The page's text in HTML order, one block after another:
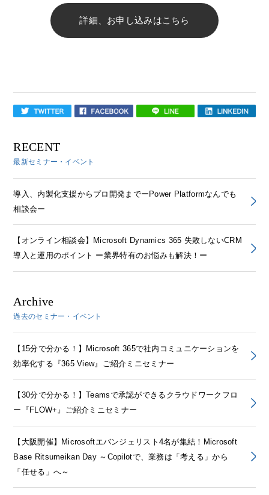
詳細、お申し込みはこちら
RECENT
最新セミナー・イベント
導入、内製化支援からプロ開発までーPower Platformなんでも
相談会ー
【オンライン相談会】Microsoft Dynamics 365 失敗しないCRM
導入と運用のポイント ー業界特有のお悩みも解決！ー
Archive
過去のセミナー・イベント
【15分で分かる！】Microsoft 365で社内コミュニケーションを
効率化する『365 View』ご紹介ミニセミナー
【30分で分かる！】Teamsで承認ができるクラウドワークフロ
ー『FLOW+』ご紹介ミニセミナー
【大阪開催】Microsoftエバンジェリスト4名が集結！Microsoft
Base Ritsumeikan Day ～Copilotで、業務は「考える」から
「任せる」へ～